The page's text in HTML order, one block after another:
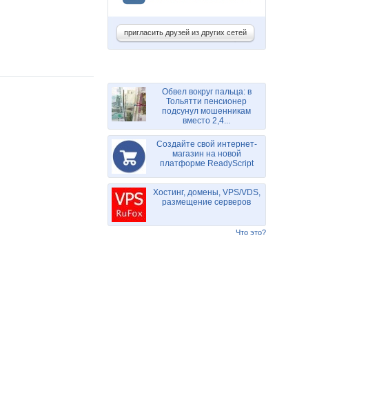
пригласить друзей из других сетей
Обвел вокруг пальца: в
Тольятти пенсионер
подсунул мошенникам
вместо 2,4...
Создайте свой интернет-
магазин на новой
платформе ReadyScript
Хостинг, домены, VPS/VDS,
размещение серверов
Что это?